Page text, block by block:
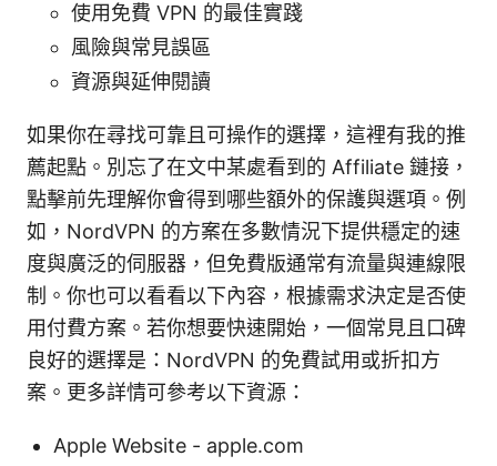
使用免費 VPN 的最佳實踐
風險與常見誤區
資源與延伸閱讀
如果你在尋找可靠且可操作的選擇，這裡有我的推
薦起點。別忘了在文中某處看到的 Affiliate 鏈接，
點擊前先理解你會得到哪些額外的保護與選項。例
如，NordVPN 的方案在多數情況下提供穩定的速
度與廣泛的伺服器，但免費版通常有流量與連線限
制。你也可以看看以下內容，根據需求決定是否使
用付費方案。若你想要快速開始，一個常見且口碑
良好的選擇是：NordVPN 的免費試用或折扣方
案。更多詳情可參考以下資源：
Apple Website - apple.com